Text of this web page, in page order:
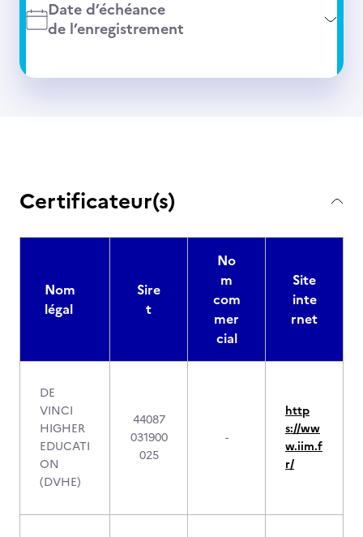
Date d’échéance
de l’enregistrement
Certificateur(s)
Nom
légal
Sire
t
No
m
com
mer
cial
Site
inte
rnet
DE
VINCI
HIGHER
EDUCATI
ON
(DVHE)
44087
031900
025
-
http
s://ww
w.iim.f
r/